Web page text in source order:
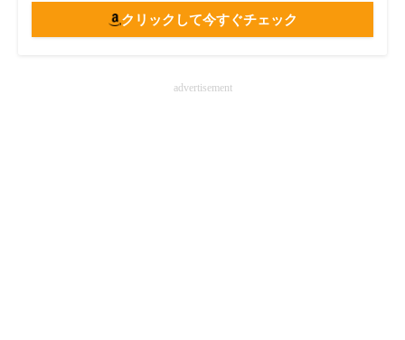
クリックして今すぐチェック
advertisement